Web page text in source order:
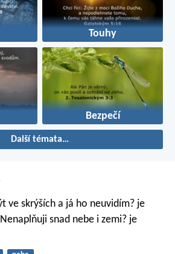
Touhy
Bezpečí
Další témata…
ve skrýších a já ho neuvidím? je
Nenaplňuji snad nebe i zemi? je